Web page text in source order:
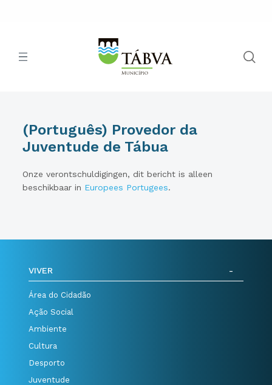
(Português) Provedor da
Juventude de Tábua
Onze verontschuldigingen, dit bericht is alleen
beschikbaar in Europees Portugees.
VIVER
Área do Cidadão
Ação Social
Ambiente
Cultura
Desporto
Juventude